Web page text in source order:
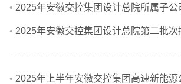
• 2025年安徽交控集团设计总院所属子
• 2025年安徽交控集团设计总院第二批次
• 2025年上半年安徽交控集团高速新能